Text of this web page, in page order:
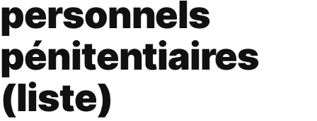
personnels
pénitentiaires
(liste)